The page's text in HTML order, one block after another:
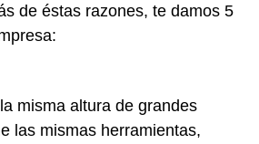
de éstas razones, te damos 5
misma altura de grandes
las mismas herramientas,